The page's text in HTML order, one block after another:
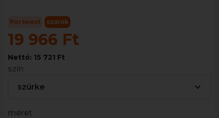
Portwest szűrők
19 966 Ft
Nettó: 15 721 Ft
szín
szürke
méret